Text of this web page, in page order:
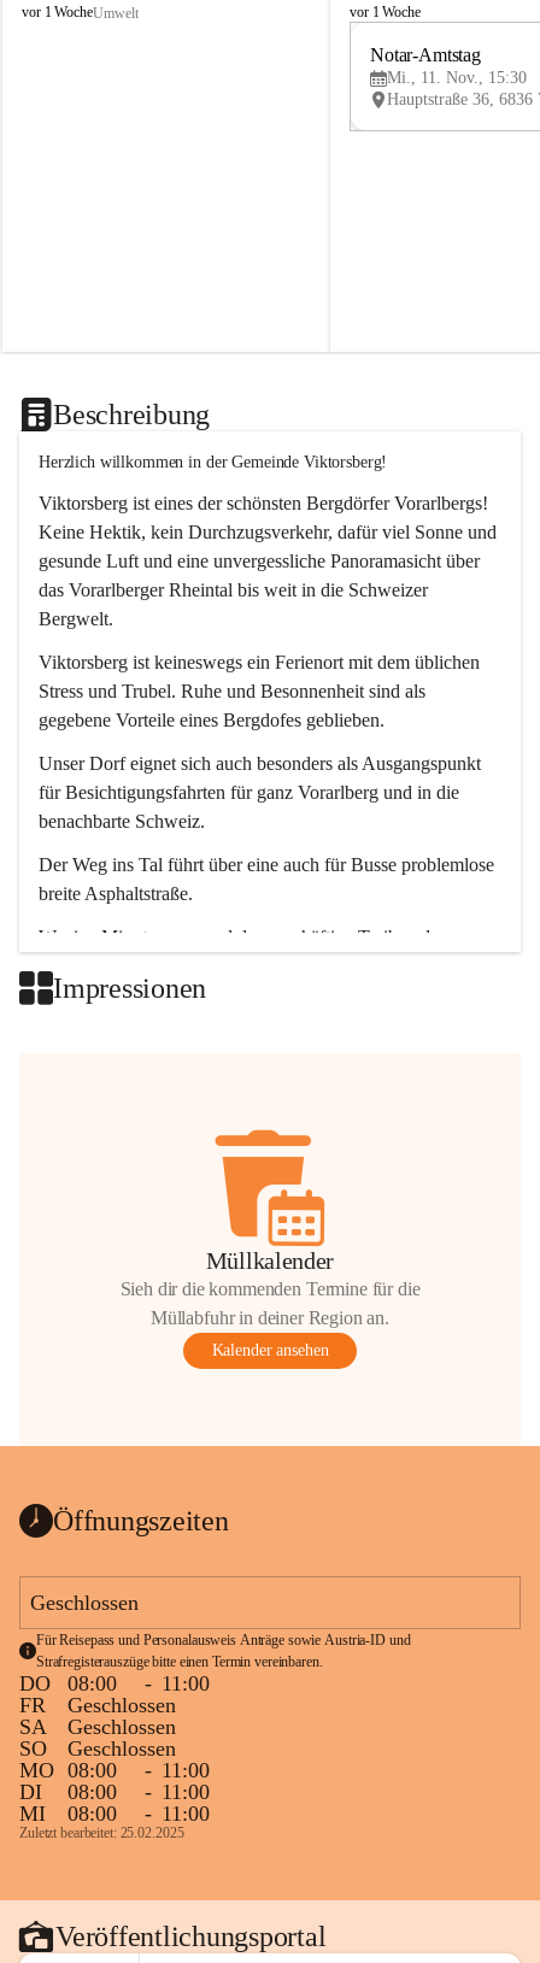
V
vor 1 WocheUmwelt
V
vor 1 Woche
Notar-Amtstag
Mi., 11. Nov., 15:30
Beschreibung
Herzlich willkommen in der Gemeinde Viktorsberg!
Viktorsberg ist eines der schönsten Bergdörfer Vorarlbergs!
Keine Hektik, kein Durchzugsverkehr, dafür viel Sonne und
gesunde Luft und eine unvergessliche Panoramasicht über
das Vorarlberger Rheintal bis weit in die Schweizer
Bergwelt.
Viktorsberg ist keineswegs ein Ferienort mit dem üblichen
Stress und Trubel. Ruhe und Besonnenheit sind als
gegebene Vorteile eines Bergdofes geblieben.
Unser Dorf eignet sich auch besonders als Ausgangspunkt
für Besichtigungsfahrten für ganz Vorarlberg und in die
benachbarte Schweiz.
Der Weg ins Tal führt über eine auch für Busse problemlose
breite Asphaltstraße.
Wenige Minuten nur, und das geschäftige Treiben der
Impressionen
Müllkalender
Sieh dir die kommenden Termine für die
Müllabfuhr in deiner Region an.
Kalender ansehen
Öffnungszeiten
Geschlossen
Für Reisepass und Personalausweis Anträge sowie Austria-ID und
Strafregisterauszüge bitte einen Termin vereinbaren.
DO 08:00 - 11:00
FR
Geschlossen
SA
Geschlossen
SO
Geschlossen
MO 08:00 - 11:00
DI
08:00 - 11:00
MI
08:00 - 11:00
Zuletzt bearbeitet: 25.02.2025
Veröffentlichungsportal